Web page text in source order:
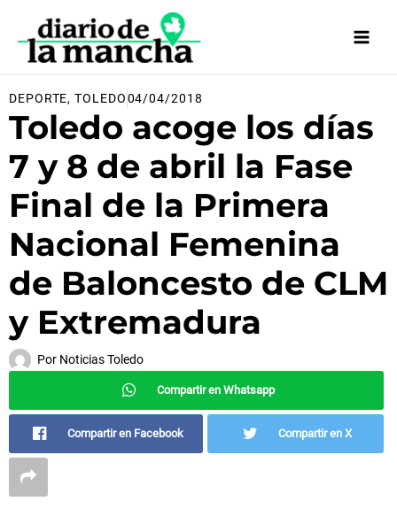
contenido
DEPORTE,TOLEDO04/04/2018
Toledo acoge los días
7 y 8 de abril la Fase
Final de la Primera
Nacional Femenina
de Baloncesto de CLM
y Extremadura
Por Noticias Toledo
Compartir en Whatsapp
Compartir en Facebook Compartir en X